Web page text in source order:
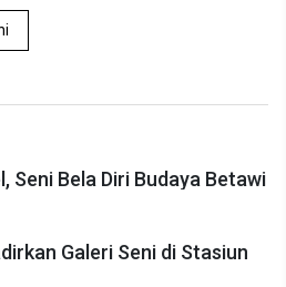
Seni Bela Diri Budaya Betawi
Galeri Seni di Stasiun